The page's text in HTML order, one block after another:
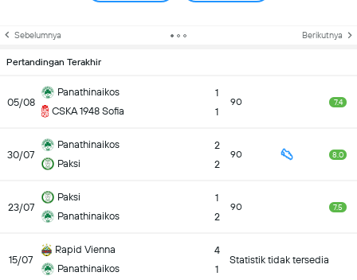
Sebelumnya Berikutnya
Pertandingan Terakhir
05/08
Panathinaikos
CSKA 1948 Sofia
1
1
90 7.4
30/07
Panathinaikos
Paksi
2
2
90 8.0
23/07
Paksi
Panathinaikos
1
2
90 7.5
15/07
Rapid Vienna
Panathinaikos
4
1
Statistik tidak tersedia